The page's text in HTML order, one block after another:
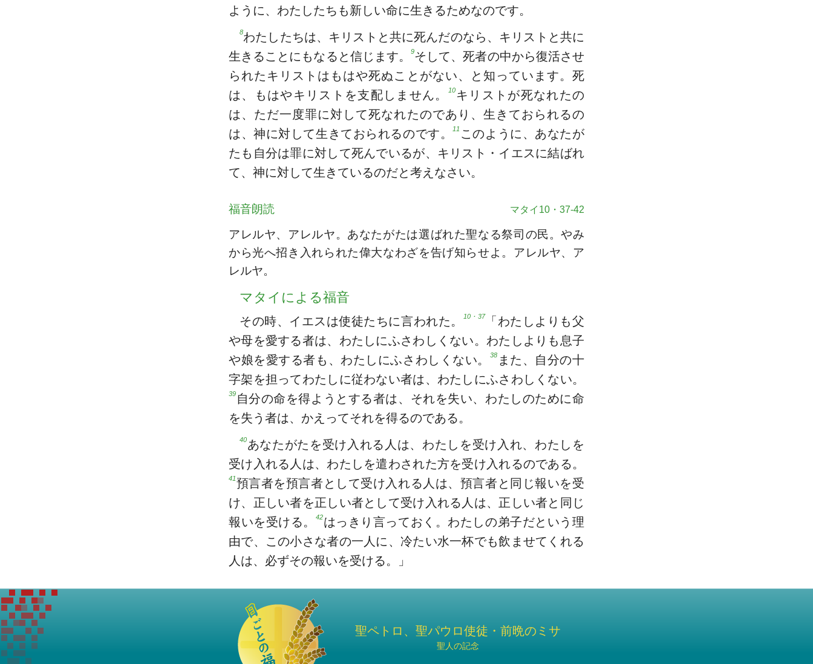
ように、わたしたちも新しい命に生きるためなのです。
8わたしたちは、キリストと共に死んだのなら、キリストと共に
生きることにもなると信じます。9そして、死者の中から復活させ
られたキリストはもはや死ぬことがない、と知っています。死
は、もはやキリストを支配しません。
10キリストが死なれたの
は、ただ一度罪に対して死なれたのであり、生きておられるの
は、神に対して生きておられるのです。11 このように、あなたが
たも自分は罪に対して死んでいるが、キリスト・イエスに結ばれ
て、神に対して生きているのだと考えなさい。
福音朗読 マタイ10・37-42
アレルヤ、アレルヤ。あなたがたは選ばれた聖なる祭司の民。やみ
から光へ招き入れられた偉大なわざを告げ知らせよ。アレルヤ、ア
レルヤ。
マタイによる福音
その時、イエスは使徒たちに言われた。 10・37
「わたしよりも父
や母を愛する者は、わたしにふさわしくない。わたしよりも息子
や娘を愛する者も、わたしにふさわしくない。
38 また、自分の十
字架を担ってわたしに従わない者は、わたしにふさわしくない。
39 自分の命を得ようとする者は、それを失い、わたしのために命
を失う者は、かえってそれを得るのである。
40あなたがたを受け入れる人は、わたしを受け入れ、わたしを
受け入れる人は、わたしを遣わされた方を受け入れるのである。
41預言者を預言者として受け入れる人は、預言者と同じ報いを受
け、正しい者を正しい者として受け入れる人は、正しい者と同じ
報いを受ける。
42はっきり言っておく。わたしの弟子だという理
由で、この小さな者の一人に、冷たい水一杯でも飲ませてくれる
人は、必ずその報いを受ける。」
聖人の記念
聖ペトロ、聖パウロ使徒・前晩のミサ